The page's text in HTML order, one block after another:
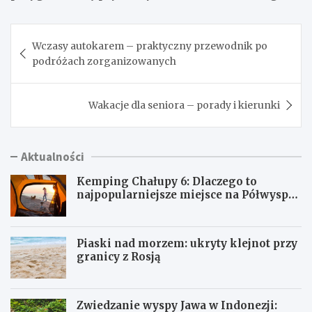
wpisu
Wczasy autokarem – praktyczny przewodnik po
podróżach zorganizowanych
Wakacje dla seniora – porady i kierunki
Aktualności
Kemping Chałupy 6: Dlaczego to
najpopularniejsze miejsce na Półwyspie
Piaski nad morzem: ukryty klejnot przy
granicy z Rosją
Zwiedzanie wyspy Jawa w Indonezji: